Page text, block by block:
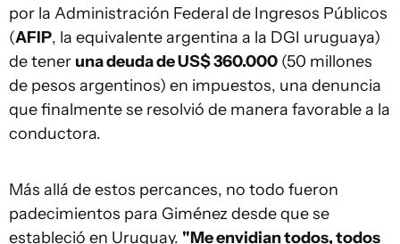
por la Administración Federal de Ingresos Públicos
(AFIP, la equivalente argentina a la DGI uruguaya)
de tener una deuda de US$ 360.000 (50 millones
de pesos argentinos) en impuestos, una denuncia
que finalmente se resolvió de manera favorable a la
conductora.
Más allá de estos percances, no todo fueron
padecimientos para Giménez desde que se
estableció en Uruguay. "Me envidian todos, todos